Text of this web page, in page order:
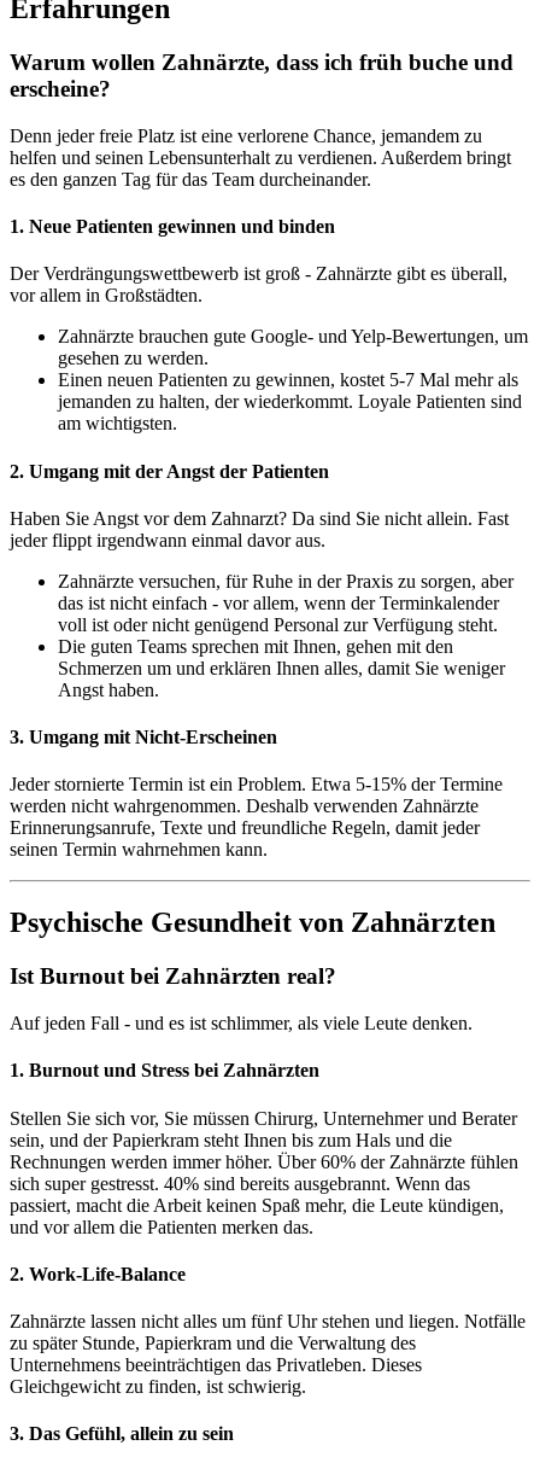
Erfahrungen
Warum wollen Zahnärzte, dass ich früh buche und
erscheine?
Denn jeder freie Platz ist eine verlorene Chance, jemandem zu
helfen und seinen Lebensunterhalt zu verdienen. Außerdem bringt
es den ganzen Tag für das Team durcheinander.
1. Neue Patienten gewinnen und binden
Der Verdrängungswettbewerb ist groß - Zahnärzte gibt es überall,
vor allem in Großstädten.
Zahnärzte brauchen gute Google- und Yelp-Bewertungen, um
gesehen zu werden.
Einen neuen Patienten zu gewinnen, kostet 5-7 Mal mehr als
jemanden zu halten, der wiederkommt. Loyale Patienten sind
am wichtigsten.
2. Umgang mit der Angst der Patienten
Haben Sie Angst vor dem Zahnarzt? Da sind Sie nicht allein. Fast
jeder flippt irgendwann einmal davor aus.
Zahnärzte versuchen, für Ruhe in der Praxis zu sorgen, aber
das ist nicht einfach - vor allem, wenn der Terminkalender
voll ist oder nicht genügend Personal zur Verfügung steht.
Die guten Teams sprechen mit Ihnen, gehen mit den
Schmerzen um und erklären Ihnen alles, damit Sie weniger
Angst haben.
3. Umgang mit Nicht-Erscheinen
Jeder stornierte Termin ist ein Problem. Etwa 5-15% der Termine
werden nicht wahrgenommen. Deshalb verwenden Zahnärzte
Erinnerungsanrufe, Texte und freundliche Regeln, damit jeder
seinen Termin wahrnehmen kann.
Psychische Gesundheit von Zahnärzten
Ist Burnout bei Zahnärzten real?
Auf jeden Fall - und es ist schlimmer, als viele Leute denken.
1. Burnout und Stress bei Zahnärzten
Stellen Sie sich vor, Sie müssen Chirurg, Unternehmer und Berater
sein, und der Papierkram steht Ihnen bis zum Hals und die
Rechnungen werden immer höher. Über 60% der Zahnärzte fühlen
sich super gestresst. 40% sind bereits ausgebrannt. Wenn das
passiert, macht die Arbeit keinen Spaß mehr, die Leute kündigen,
und vor allem die Patienten merken das.
2. Work-Life-Balance
Zahnärzte lassen nicht alles um fünf Uhr stehen und liegen. Notfälle
zu später Stunde, Papierkram und die Verwaltung des
Unternehmens beeinträchtigen das Privatleben. Dieses
Gleichgewicht zu finden, ist schwierig.
3. Das Gefühl, allein zu sein